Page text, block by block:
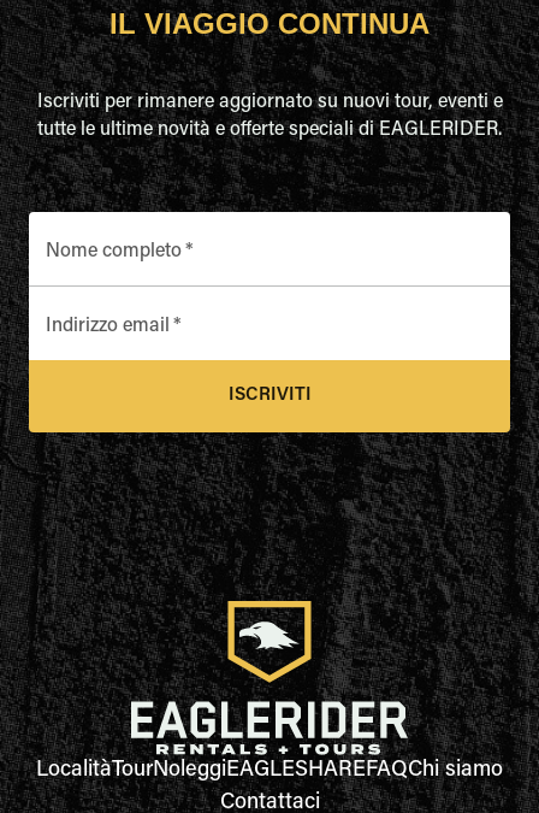
IL VIAGGIO CONTINUA
Iscriviti per rimanere aggiornato su nuovi tour, eventi e
tutte le ultime novità e offerte speciali di EAGLERIDER.
Nome completo*
Indirizzo email *
ISCRIVITI
LocalitàTourNoleggiEAGLESHAREFAQChi siamo
Contattaci